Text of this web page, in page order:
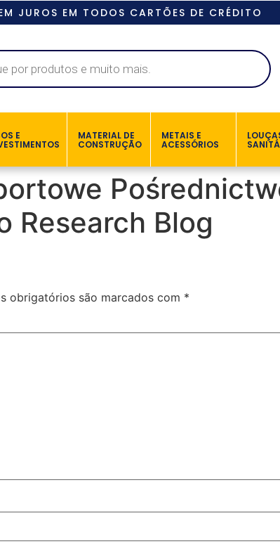
JUROS EM TODOS CARTÕES DE CRÉDITO
E MATERIAL DE
CONSTRUÇÃO
METAIS E
ACESSÓRIOS
Research Blog
obrigatórios são marcados com *